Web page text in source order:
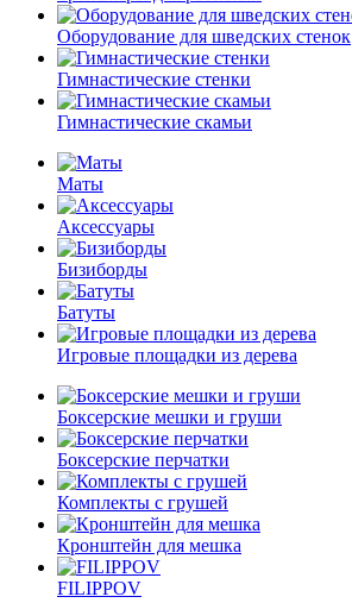
Оборудование для шведских стенок
Гимнастические стенки
Гимнастические скамьи
Маты
Аксессуары
Бизиборды
Батуты
Игровые площадки из дерева
Боксерские мешки и груши
Боксерские перчатки
Комплекты с грушей
Кронштейн для мешка
FILIPPOV